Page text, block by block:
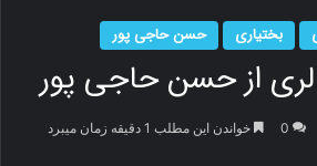
ر
ا
ی
بختیاری حسن حاجی پور
لری از حسن حاجی پور
0 خواندن این مطلب 1 دقیقه زمان میبرد